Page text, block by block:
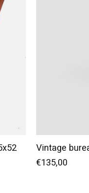
Vintage
€135,00